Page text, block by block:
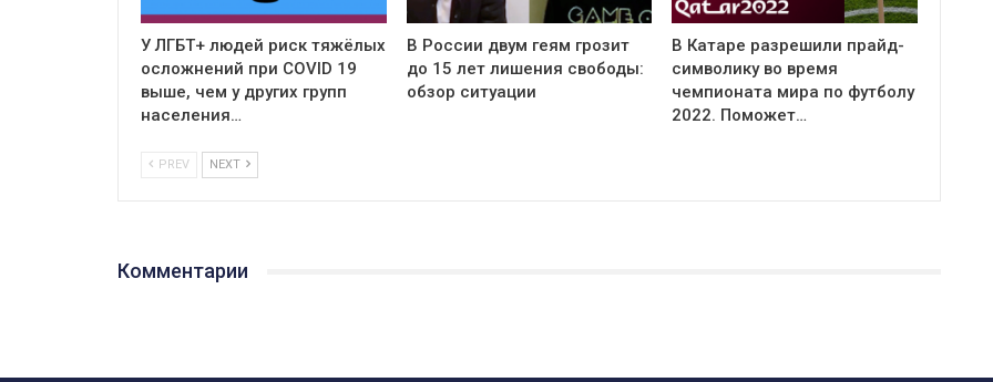
У ЛГБТ+ людей риск тяжёлых
осложнений при COVID 19
выше, чем у других групп
населения…
В России двум геям грозит
до 15 лет лишения свободы:
обзор ситуации
В Катаре разрешили прайд-
символику во время
чемпионата мира по футболу
2022. Поможет…
PREV NEXT
Комментарии